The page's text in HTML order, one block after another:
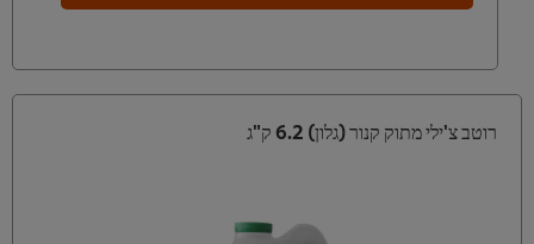
רוטב צ'ילי מתוק קנור (גלון) 6.2 ק"ג